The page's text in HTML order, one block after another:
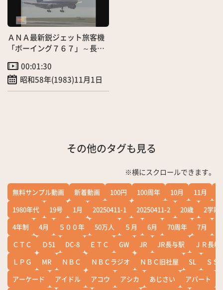
ＡＮＡ最新鋭ジェット旅客機
「ボーイング７６７」～長
00:01:30
昭和58年(1983)11月1日
その他のタグも見る
※横にスクロールできます。
無料サンプル動画 新着動画 100円 100周年 10月 11月
1980年代
19号 1月 20250411-1 20250411-2 20歳
2学期
4年制
4月 ５００年 50万人 ５月 6月 70周年 7月
ＣＴＣ
Ｄ51 DC-8 ＥＴＣ GW JR JR長与駅
ＪＲ長崎
ＬＰＧ
MR ＮＢＣ ＮＢＣラジオ ＮＢＣ旧社屋 SL
ＳＳ
アーケード
アイドル アコウ アシカ あじさい アパート